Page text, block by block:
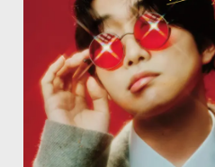
Notice Release